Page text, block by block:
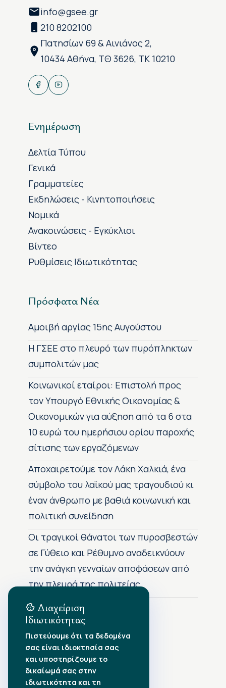
info@gsee.gr
210 8202100
Πατησίων 69 & Αινιάνος 2,
10434 Αθήνα, ΤΘ 3626, ΤΚ 10210
Ενημέρωση
Δελτία Τύπου
Γενικά
Γραμματείες
Εκδηλώσεις - Κινητοποιήσεις
Νομικά
Ανακοινώσεις - Εγκύκλιοι
Βίντεο
Ρυθμίσεις Ιδιωτικότητας
Πρόσφατα Νέα
Αμοιβή αργίας 15ης Αυγούστου
H ΓΣΕΕ στο πλευρό των πυρόπληκτων
συμπολιτών μας
Κοινωνικοί εταίροι: Επιστολή προς
τον Υπουργό Εθνικής Οικονομίας &
Οικονομικών για αύξηση από τα 6 στα
10 ευρώ του ημερήσιου ορίου παροχής
σίτισης των εργαζόμενων
Αποχαιρετούμε τον Λάκη Χαλκιά, ένα
σύμβολο του λαϊκού μας τραγουδιού κι
έναν άνθρωπο με βαθιά κοινωνική και
πολιτική συνείδηση
Οι τραγικοί θάνατοι των πυροσβεστών
σε Γύθειο και Ρέθυμνο αναδεικνύουν
την ανάγκη γενναίων αποφάσεων από
την πλευρά της πολιτείας
Αρχείο Δημοσιεύσεων
•Αύγουστος 2026
•Ιούλιος 2026
•Ιούνιος 2026
•Μάιος 2026
Διαχείριση
Ιδιωτικότητας
Πιστεύουμε ότι τα δεδομένα
σας είναι ιδιοκτησία σας
και υποστηρίζουμε το
δικαίωμά σας στην
ιδιωτικότητα και τη